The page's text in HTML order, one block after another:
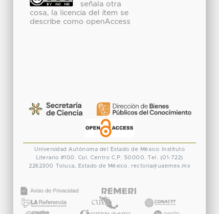
señala otra
cosa, la licencia del ítem se
describe como openAccess
Universidad Autónoma del Estado de México
Instituto
Literario #100. Col. Centro C.P. 50000. Tel. (01-722)
2262300 Toluca, Estado de México. rectoria@uaemex.mx